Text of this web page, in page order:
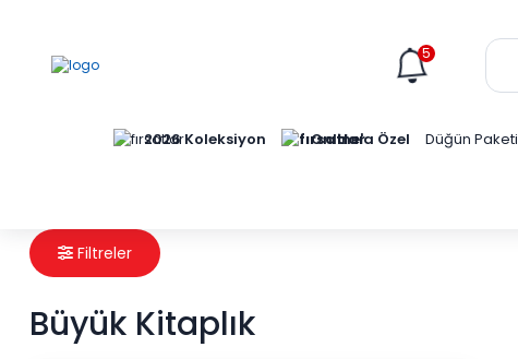
5
2026 Koleksiyon Online'a Özel Düğün Paketi
Filtreler
Büyük Kitaplık